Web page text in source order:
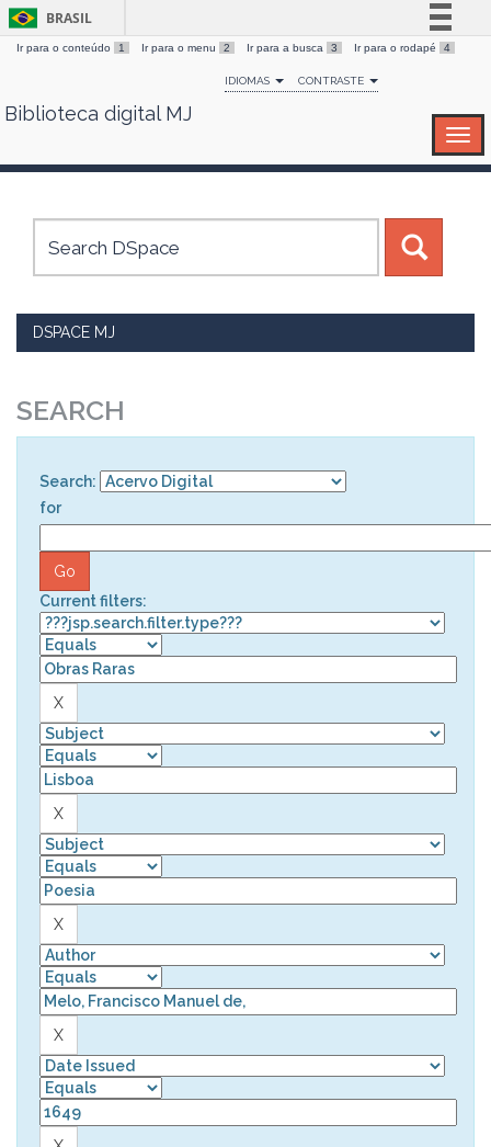
Skip
BRASIL
Simplifique!
Comunica BR
Canais
Ir para o conteúdo 1 Ir para o menu 2 Ir para a busca 3 Ir para o rodapé 4
IDIOMAS CONTRASTE
Biblioteca digital MJ
DSPACE MJ
SEARCH
Search:
for
Current filters: